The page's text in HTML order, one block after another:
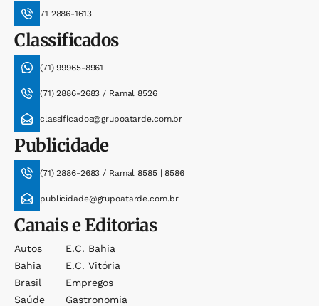
71 2886-1613
Classificados
(71) 99965-8961
(71) 2886-2683 / Ramal 8526
classificados@grupoatarde.com.br
Publicidade
(71) 2886-2683 / Ramal 8585 | 8586
publicidade@grupoatarde.com.br
Canais e Editorias
Autos
Bahia
Brasil
Saúde
E.c. Bahia
E.c. Vitória
Empregos
Gastronomia